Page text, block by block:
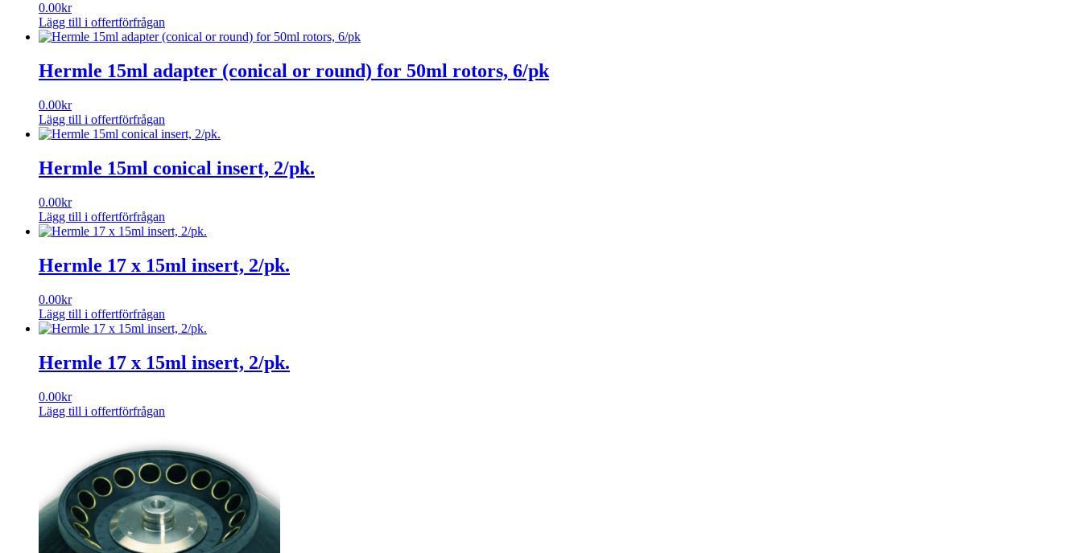
0.00kr
Lägg till i offertförfrågan
Hermle 15ml adapter (conical or round) for 50ml rotors, 6/pk
0.00kr
Lägg till i offertförfrågan
Hermle 15ml conical insert, 2/pk.
0.00kr
Lägg till i offertförfrågan
Hermle 17 x 15ml insert, 2/pk.
0.00kr
Lägg till i offertförfrågan
Hermle 17 x 15ml insert, 2/pk.
0.00kr
Lägg till i offertförfrågan